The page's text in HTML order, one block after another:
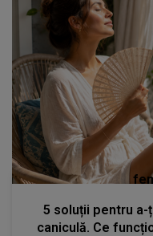
5 soluții pentru
caniculă. Ce